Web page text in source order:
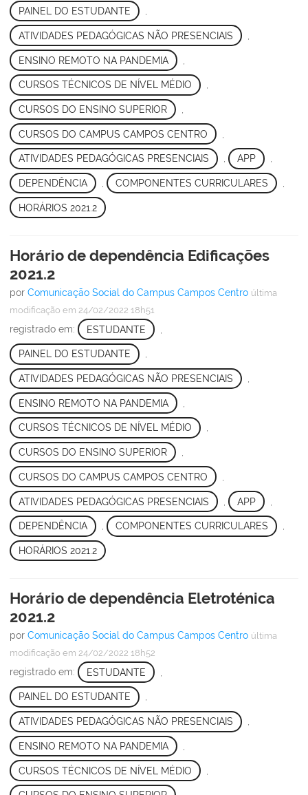
PAINEL DO ESTUDANTE
ATIVIDADES PEDAGÓGICAS NÃO PRESENCIAIS
ENSINO REMOTO NA PANDEMIA
CURSOS TÉCNICOS DE NÍVEL MÉDIO ,
CURSOS DO ENSINO SUPERIOR
CURSOS DO CAMPUS CAMPOS CENTRO
ATIVIDADES PEDAGÓGICAS PRESENCIAIS , APP ,
DEPENDÊNCIA COMPONENTES CURRICULARES
HORÁRIOS 2021.2
Horário de dependência Edificações
2021.2
por Comunicação Social do Campus Campos Centro última
modificação em 24/02/2022 18h51
registrado em: ESTUDANTE
PAINEL DO ESTUDANTE ,
ATIVIDADES PEDAGÓGICAS NÃO PRESENCIAIS
ENSINO REMOTO NA PANDEMIA
CURSOS TÉCNICOS DE NÍVEL MÉDIO ,
CURSOS DO ENSINO SUPERIOR
CURSOS DO CAMPUS CAMPOS CENTRO
ATIVIDADES PEDAGÓGICAS PRESENCIAIS APP
DEPENDÊNCIA , COMPONENTES CURRICULARES ,
HORÁRIOS 2021.2
Horário de dependência Eletroténica
2021.2
por Comunicação Social do Campus Campos Centro última
modificação em 24/02/2022 18h52
registrado em: ESTUDANTE
PAINEL DO ESTUDANTE ,
ATIVIDADES PEDAGÓGICAS NÃO PRESENCIAIS
ENSINO REMOTO NA PANDEMIA
CURSOS TÉCNICOS DE NÍVEL MÉDIO